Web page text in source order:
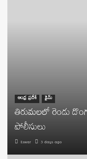
ఆంధ్ర ప్రదేశ్ క్రైమ్
తిరుమలలో రెండు
పోలీసులు
Eswar 3 days ago